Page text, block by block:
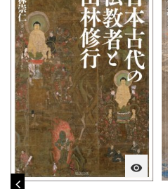
visibility